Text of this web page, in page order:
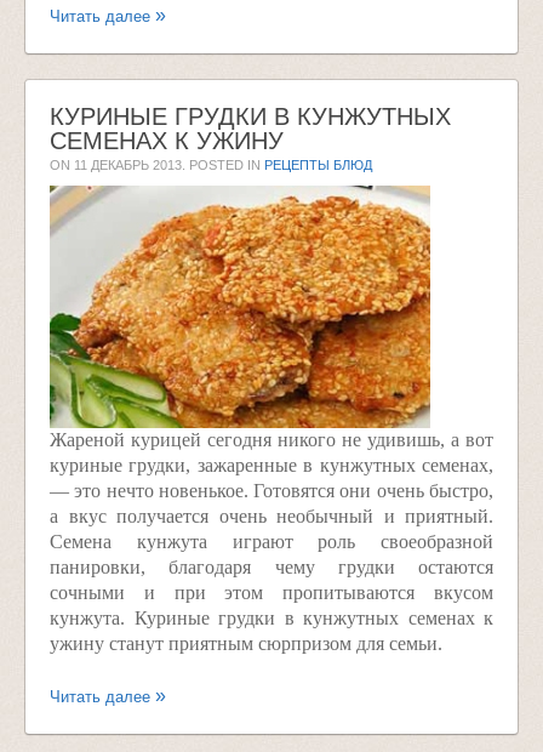
Читать далее
КУРИНЫЕ ГРУДКИ В КУНЖУТНЫХ
СЕМЕНАХ К УЖИНУ
ON 11 ДЕКАБРЬ 2013 . POSTED IN РЕЦЕПТЫ БЛЮД
Жареной курицей сегодня никого не удивишь, а вот
куриные грудки, зажаренные в кунжутных семенах,
— это нечто новенькое. Готовятся они очень быстро,
а вкус получается очень необычный и приятный.
Семена кунжута играют роль своеобразной
панировки, благодаря чему грудки остаются
сочными и при этом пропитываются вкусом
кунжута. Куриные грудки в кунжутных семенах к
ужину станут приятным сюрпризом для семьи.
Читать далее